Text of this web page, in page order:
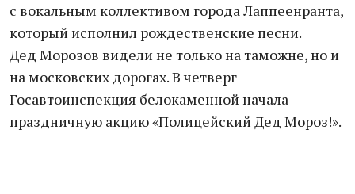
с вокальным коллективом города Лаппеенранта,
который исполнил рождественские песни.
Дед Морозов видели не только на таможне, но и
на московских дорогах. В четверг
Госавтоинспекция белокаменной начала
праздничную акцию «Полицейский Дед Мороз!».